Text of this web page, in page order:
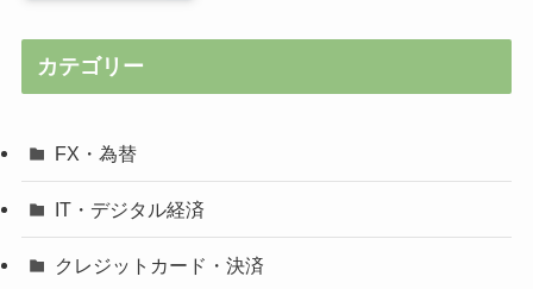
カテゴリー
FX・為替
IT・デジタル経済
クレジットカード・決済